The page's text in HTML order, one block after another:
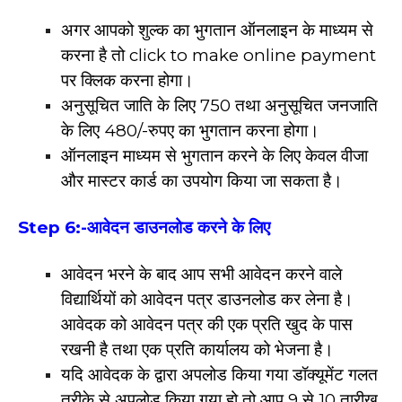
अगर आपको शुल्क का भुगतान ऑनलाइन के माध्यम से
करना है तो click to make online payment
पर क्लिक करना होगा।
अनुसूचित जाति के लिए ₹750 तथा अनुसूचित जनजाति
के लिए 480/-रुपए का भुगतान करना होगा।
ऑनलाइन माध्यम से भुगतान करने के लिए केवल वीजा
और मास्टर कार्ड का उपयोग किया जा सकता है।
Step 6:-आवेदन डाउनलोड करने के लिए
आवेदन भरने के बाद आप सभी आवेदन करने वाले
विद्यार्थियों को आवेदन पत्र डाउनलोड कर लेना है।
आवेदक को आवेदन पत्र की एक प्रति खुद के पास
रखनी है तथा एक प्रति कार्यालय को भेजना है।
यदि आवेदक के द्वारा अपलोड किया गया डॉक्यूमेंट गलत